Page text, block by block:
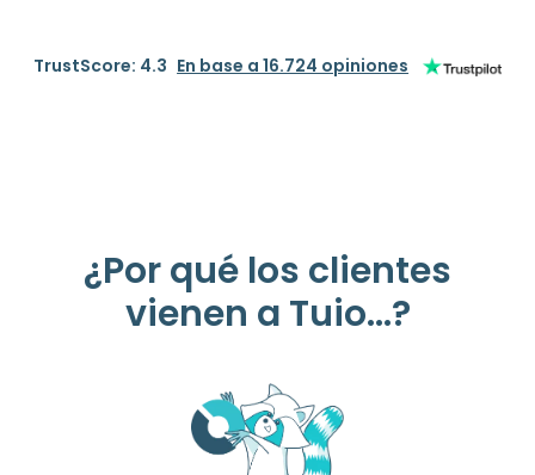
TrustScore: 4.3 En base a 16.724 opiniones
¿Por qué los clientes
vienen a Tuio...?